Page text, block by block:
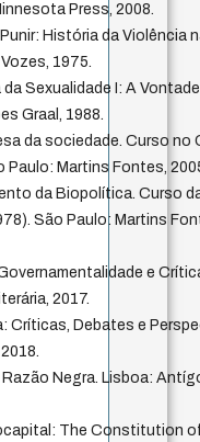
Press, 2008.
História da Violência
1975.
Sexualidade I: A
Graal, 1988.
da sociedade. Curso no
Paulo: Martins Fontes,
da Biopolítica. Curso
São Paulo: Martins
e
2017.
Críticas, Debates e
Razão Negra. Lisboa:
The Constitution